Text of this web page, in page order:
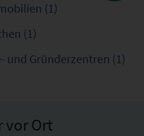
(1)
(1)
und Gründerzentren (1)
vor Ort